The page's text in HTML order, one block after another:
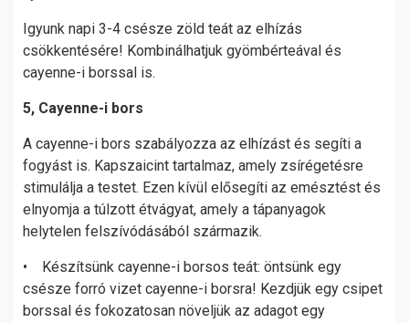
Igyunk napi 3-4 csésze zöld teát az elhízás
csökkentésére! Kombinálhatjuk gyömbérteával és
cayenne-i borssal is.
5, Cayenne-i bors
A cayenne-i bors szabályozza az elhízást és segíti a
fogyást is. Kapszaicint tartalmaz, amely zsírégetésre
stimulálja a testet. Ezen kívül elősegíti az emésztést és
elnyomja a túlzott étvágyat, amely a tápanyagok
helytelen felszívódásából származik.
• Készítsünk cayenne-i borsos teát: öntsünk egy
csésze forró vizet cayenne-i borsra! Kezdjük egy csipet
borssal és fokozatosan növeljük az adagot egy